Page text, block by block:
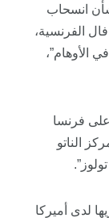
انسحاب
الفرنسية،
الأوهام”،
فرنسا
الناتو
لدى أميركا